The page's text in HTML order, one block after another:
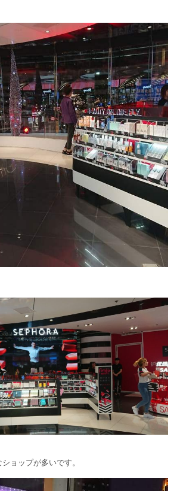
ョップが多いです。